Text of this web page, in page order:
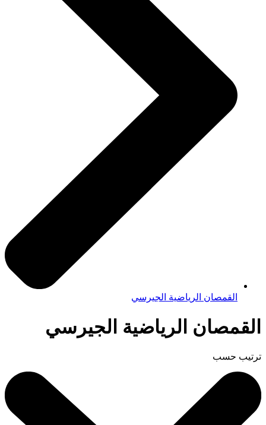
القمصان الرياضية الجيرسي
القمصان الرياضية الجيرسي
ترتيب حسب